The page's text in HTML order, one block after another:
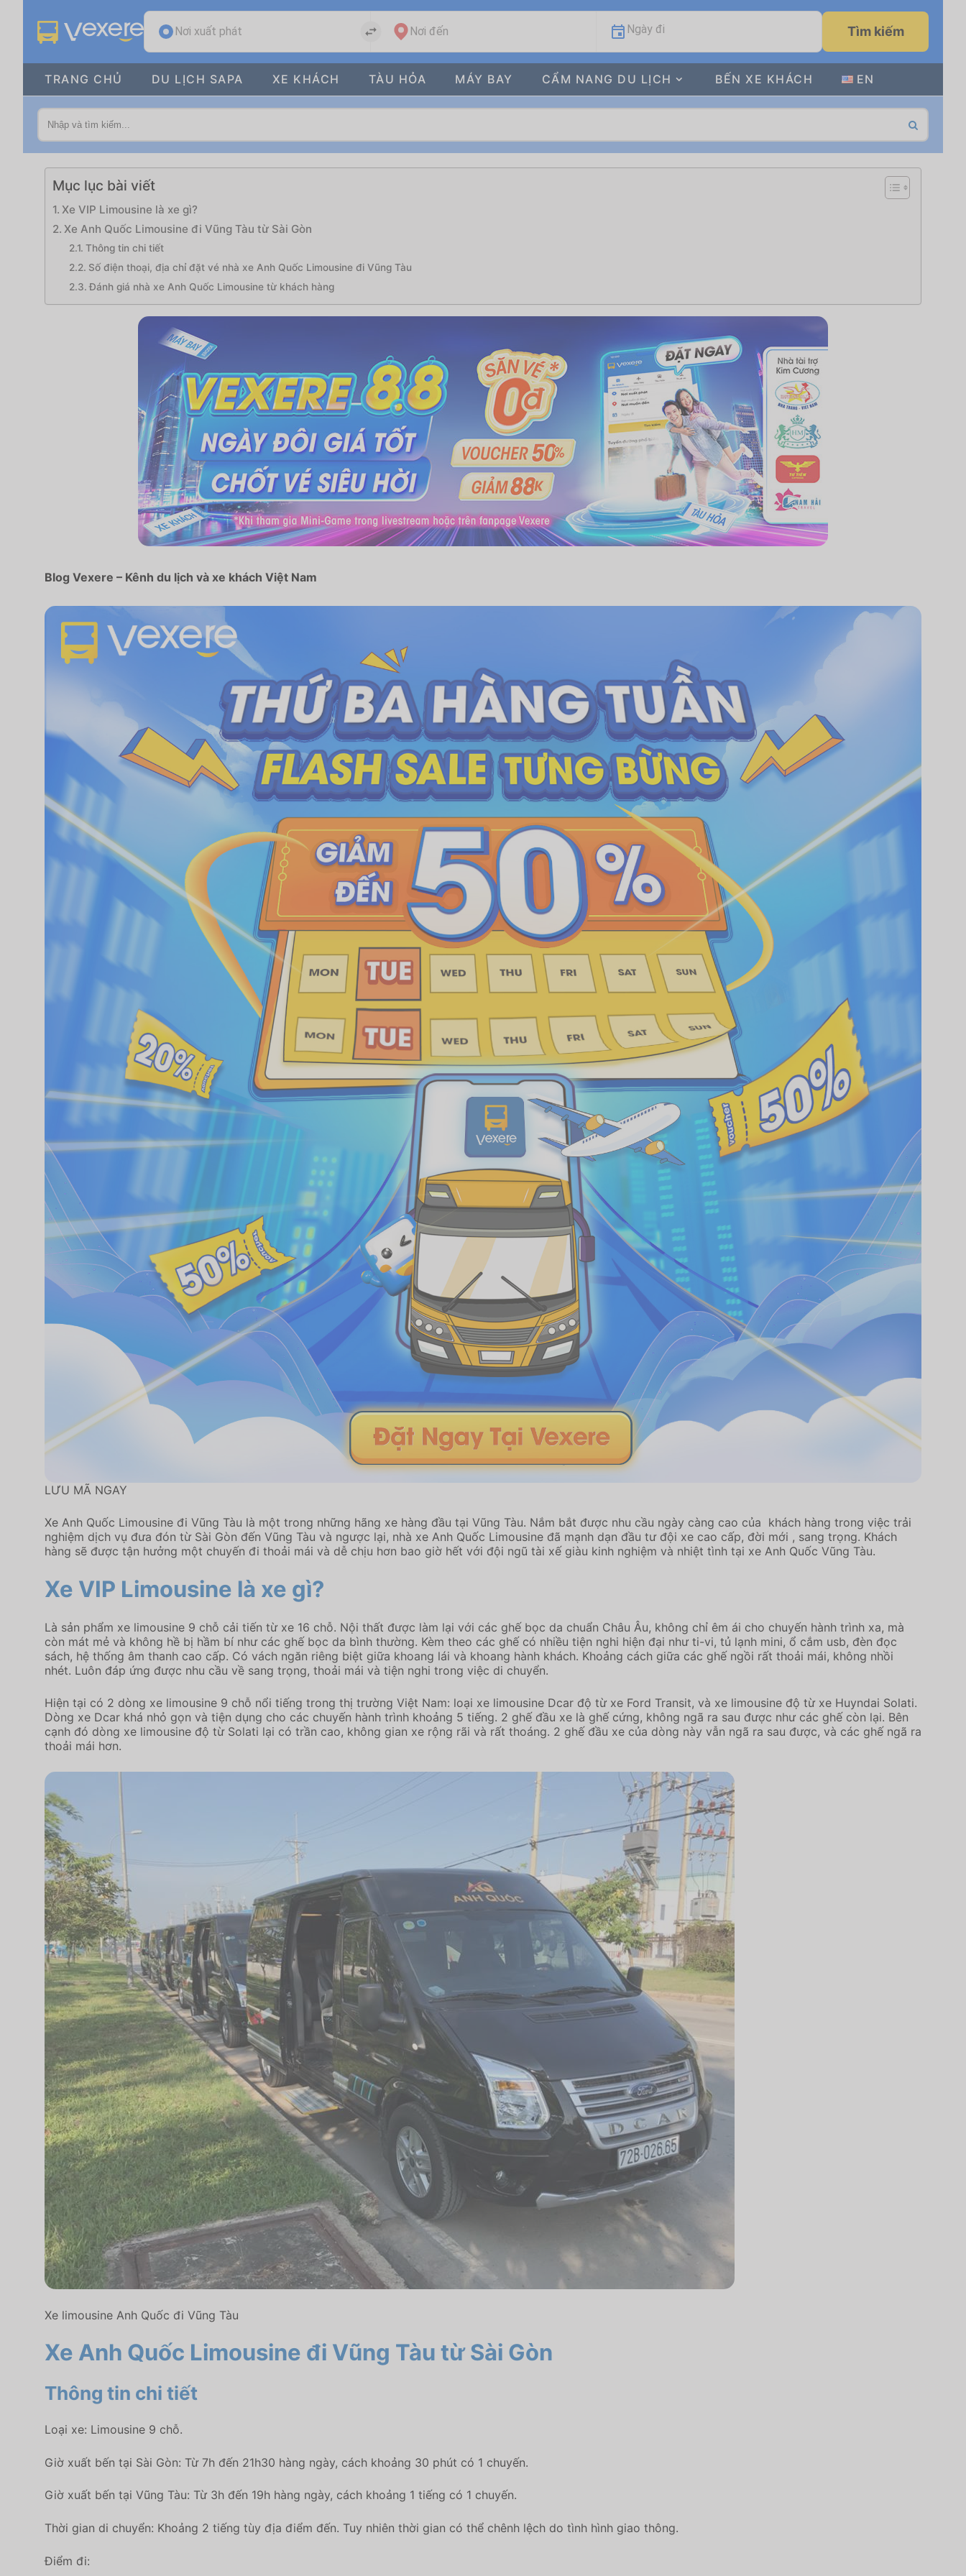
Nơi xuất phát Nơi đến Ngày đi Tìm kiếm
TRANG CHỦ DU LỊCH SAPA XE KHÁCH TÀU HỎA MÁY BAY CẨM NANG DU LỊCH BẾN XE KHÁCH EN
Mục lục bài viết
Xe VIP Limousine là xe gì?
Xe Anh Quốc Limousine đi Vũng Tàu từ Sài Gòn
Thông tin chi tiết
Số điện thoại, địa chỉ đặt vé nhà xe Anh Quốc Limousine đi Vũng Tàu
Đánh giá nhà xe Anh Quốc Limousine từ khách hàng
Blog Vexere – Kênh du lịch và xe khách Việt Nam
LƯU MÃ NGAY
Xe Anh Quốc Limousine đi Vũng Tàu là một trong những hãng xe hàng đầu tại Vũng Tàu. Nắm bắt được nhu cầu ngày càng cao của khách hàng trong việc trải
nghiệm dịch vụ đưa đón từ Sài Gòn đến Vũng Tàu và ngược lại, nhà xe Anh Quốc Limousine đã mạnh dạn đầu tư đội xe cao cấp, đời mới , sang trọng. Khách
hàng sẽ được tận hưởng một chuyến đi thoải mái và dễ chịu hơn bao giờ hết với đội ngũ tài xế giàu kinh nghiệm và nhiệt tình tại xe Anh Quốc Vũng Tàu.
Xe VIP Limousine là xe gì?
Là sản phẩm xe limousine 9 chỗ cải tiến từ xe 16 chỗ. Nội thất được làm lại với các ghế bọc da chuẩn Châu Âu, không chỉ êm ái cho chuyến hành trình xa, mà
còn mát mẻ và không hề bị hầm bí như các ghế bọc da bình thường. Kèm theo các ghế có nhiều tiện nghi hiện đại như ti-vi, tủ lạnh mini, ổ cắm usb, đèn đọc
sách, hệ thống âm thanh cao cấp. Có vách ngăn riêng biệt giữa khoang lái và khoang hành khách. Khoảng cách giữa các ghế ngồi rất thoải mái, không nhồi
nhét. Luôn đáp ứng được nhu cầu về sang trọng, thoải mái và tiện nghi trong việc di chuyển.
Hiện tại có 2 dòng xe limousine 9 chỗ nổi tiếng trong thị trường Việt Nam: loại xe limousine Dcar độ từ xe Ford Transit, và xe limousine độ từ xe Huyndai Solati.
Dòng xe Dcar khá nhỏ gọn và tiện dụng cho các chuyến hành trình khoảng 5 tiếng. 2 ghế đầu xe là ghế cứng, không ngã ra sau được như các ghế còn lại. Bên
cạnh đó dòng xe limousine độ từ Solati lại có trần cao, không gian xe rộng rãi và rất thoáng. 2 ghế đầu xe của dòng này vẫn ngã ra sau được, và các ghế ngã ra
thoải mái hơn.
Xe limousine Anh Quốc đi Vũng Tàu
Xe Anh Quốc Limousine đi Vũng Tàu từ Sài Gòn
Thông tin chi tiết
Loại xe: Limousine 9 chỗ.
Giờ xuất bến tại Sài Gòn: Từ 7h đến 21h30 hàng ngày, cách khoảng 30 phút có 1 chuyến.
Giờ xuất bến tại Vũng Tàu: Từ 3h đến 19h hàng ngày, cách khoảng 1 tiếng có 1 chuyến.
Thời gian di chuyển: Khoảng 2 tiếng tùy địa điểm đến. Tuy nhiên thời gian có thể chênh lệch do tình hình giao thông.
Điểm đi: